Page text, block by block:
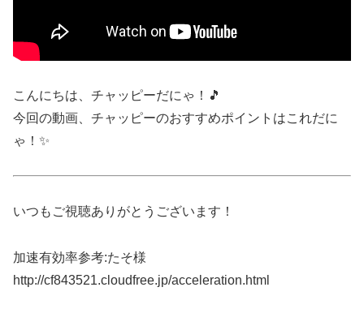
こんにちは、チャッピーだにゃ！🎵
今回の動画、チャッピーのおすすめポイントはこれだに
ゃ！✨
いつもご視聴ありがとうございます！
加速有効率参考:たそ様
http://cf843521.cloudfree.jp/acceleration.html